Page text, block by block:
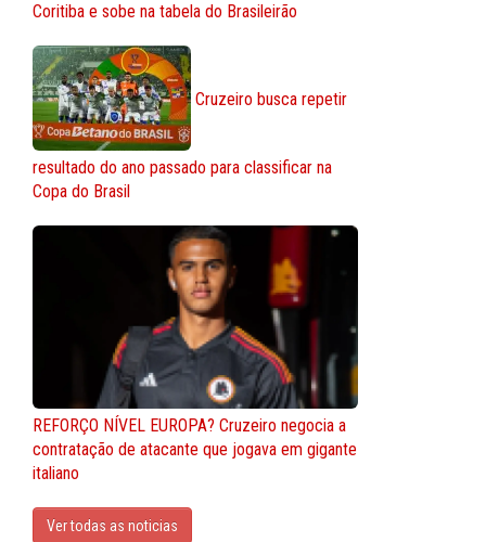
Coritiba e sobe na tabela do Brasileirão
Cruzeiro busca repetir
resultado do ano passado para classificar na
Copa do Brasil
REFORÇO NÍVEL EUROPA? Cruzeiro negocia a
contratação de atacante que jogava em gigante
italiano
Ver todas as noticias